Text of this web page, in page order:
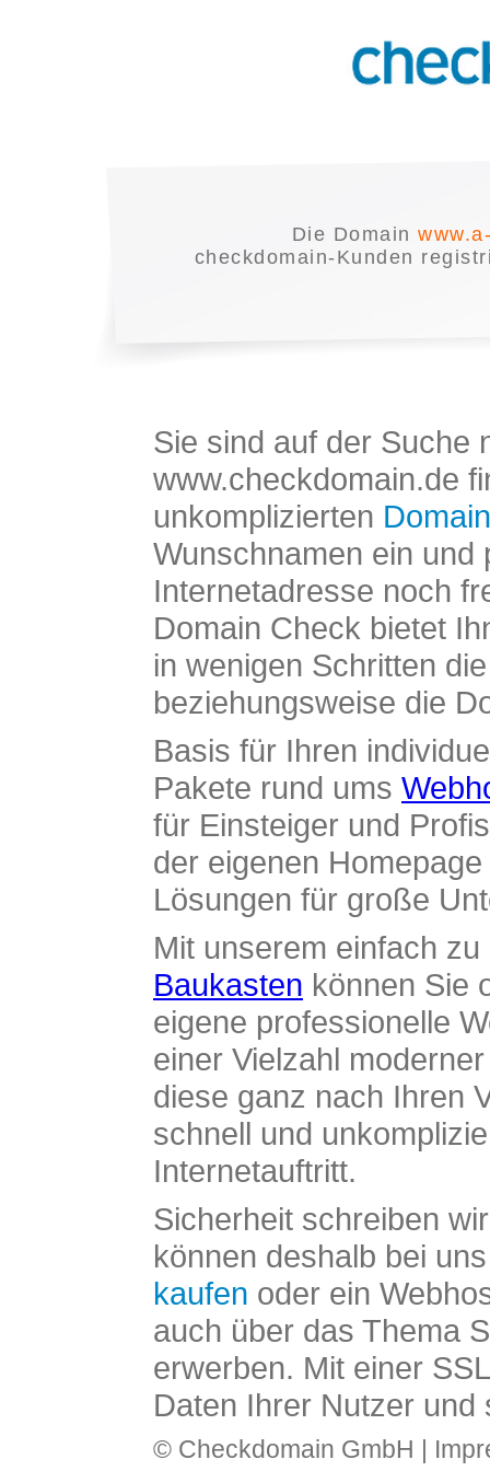
Die Domain
checkdomain-Kunden
Sie sind auf der Suche
www.checkdomain.de
unkomplizierten
Wunschnamen ein und
Internetadresse noch
Domain Check bietet
in wenigen Schritten
beziehungsweise die
Basis für Ihren
Pakete rund ums
für Einsteiger und
der eigenen
Lösungen für große
Mit unserem einfach
Baukasten können Sie
eigene professionelle
einer Vielzahl
diese ganz nach Ihren
schnell und
Internetauftritt.
Sicherheit schreiben
können deshalb bei
kaufen oder ein
auch über das Thema
erwerben. Mit einer
Daten Ihrer Nutzer und
© Checkdomain GmbH |